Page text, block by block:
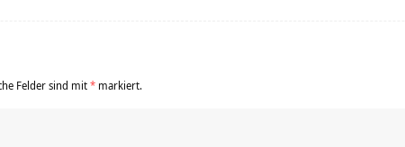
Felder sind mit* markiert.